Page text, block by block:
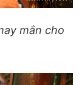
mắn cho